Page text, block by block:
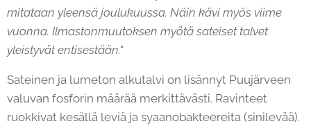
mitataan yleensä joulukuussa. Näin kävi myös viime
vuonna. Ilmastonmuutoksen myötä sateiset talvet
yleistyvät entisestään."
Sateinen ja lumeton alkutalvi on lisännyt Puujärveen
valuvan fosforin määrää merkittävästi. Ravinteet
ruokkivat kesällä leviä ja syaanobakteereita (sinilevää).